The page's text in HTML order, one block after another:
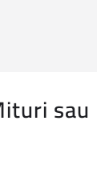
sau